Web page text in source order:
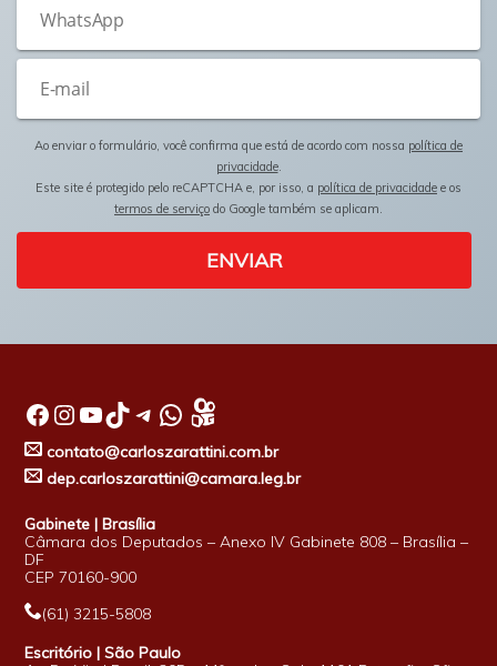
Ao enviar o formulário, você confirma que está de acordo com nossa política de
privacidade.
Este site é protegido pelo reCAPTCHA e, por isso, a política de privacidade e os
termos de serviço do Google também se aplicam.
ENVIAR
Facebook InstagramYoutube TikTok Telegram WhatsApp
contato@carloszarattini.com.br
dep.carloszarattini@camara.leg.br
Gabinete | Brasília
Câmara dos Deputados – Anexo IV Gabinete 808 – Brasília –
DF
CEP 70160-900
(61) 3215-5808
Escritório | São Paulo